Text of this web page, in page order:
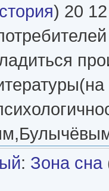
) 20 12
: Зона сна